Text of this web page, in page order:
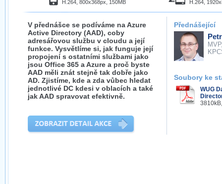
H.264, 800x368px, 150MB H.264,
V přednášce se podíváme na Azure
Active Directory (AAD), coby
adresářovou službu v cloudu a její
funkce. Vysvětlíme si, jak funguje její
propojení s ostatními službami jako
jsou Office 365 a Azure a proč byste
AAD měli znát stejně tak dobře jako
AD. Zjistíme, kde a zda vůbec hledat
jednotlivé DC kdesi v oblacích a také
jak AAD spravovat efektivně.
Přednášející
Soubory ke
WUG